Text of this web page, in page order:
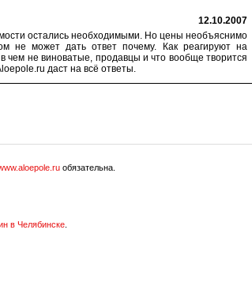
12.10.2007
остались необходимыми. Но цены необъяснимо
не может дать ответ почему. Как реагируют на
чем не виноватые, продавцы и что вообще творится
даст на всё ответы.
обязательна.
в Челябинске